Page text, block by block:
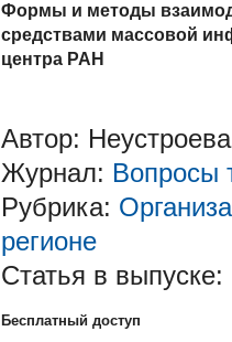
Формы и методы
средствами массовой
центра РАН
Автор:
Журнал: Вопросы
Рубрика:
регионе
Статья в выпуске:
Бесплатный доступ